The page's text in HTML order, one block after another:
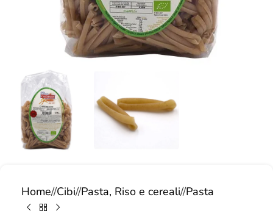
Home/ Cibi/ Pasta, Riso e cereali/ Pasta